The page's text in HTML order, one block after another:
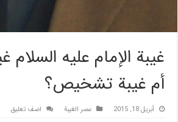
غيبة الإمام عليه
أم غيبة تشخيص؟
أبريل 18, 2015 عصر الغیبة اضف تعليق